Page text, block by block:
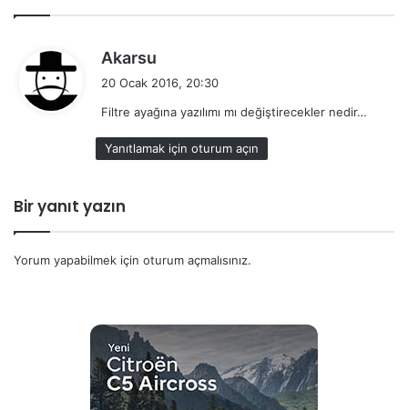
Akarsu
e
i
k
i
20 Ocak 2016, 20:30
Filtre ayağına yazılımı mı değiştirecekler nedir…
Yanıtlamak için oturum açın
Bir yanıt yazın
Yorum yapabilmek için oturum açmalısınız.